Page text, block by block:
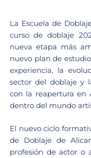
La Escuela de
curso de doblaje
nueva etapa más
nuevo plan de
experiencia, la
sector del doblaje y
con la reapertura en
dentro del mundo
El nuevo ciclo
de Doblaje de
profesión de actor